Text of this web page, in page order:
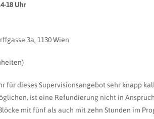
18 Uhr
3a, 1130 Wien
für dieses Supervisionsangebot sehr knapp
ist eine Refundierung nicht in
mit fünf als auch mit zehn Stunden im